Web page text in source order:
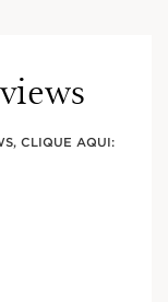
CLIQUE AQUI: